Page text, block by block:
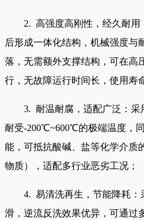
2. 高强度高刚性，经久耐
后形成一体化结构，机械强度与
落，无需额外支撑结构，可在高
行，无故障运行时间长，使用寿
3. 耐温耐腐，适配广泛：采
耐受-200℃~600℃的极端温度，
能，可抵抗酸碱、盐等化学介质
物质），适配多行业恶劣工况；
4. 易清洗再生，节能降耗
滑，逆流反洗效果优异，可通过